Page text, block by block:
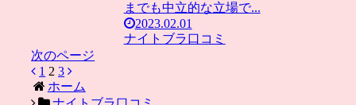
までも中立的な立場で...
2023.02.01
ナイトブラ口コミ
次のページ
前
へ
1 2 3 次
へ
ホーム